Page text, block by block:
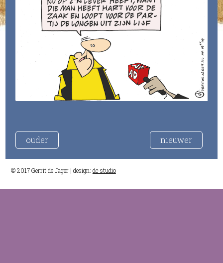
ouder nieuwer
© 2017 Gerrit de Jager | design: dc studio